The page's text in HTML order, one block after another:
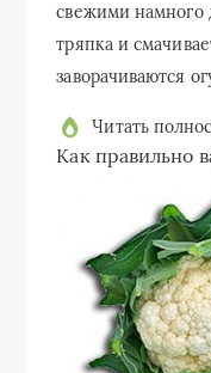
свежими намного
тряпка и
заворачиваются
Читать
Как правильно